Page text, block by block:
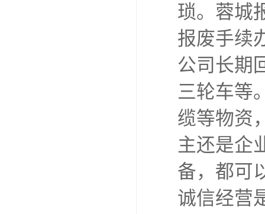
琐。蓉城
报废手续
公司长期
三轮车等
缆等物资
主还是企
备，都可
诚信经营